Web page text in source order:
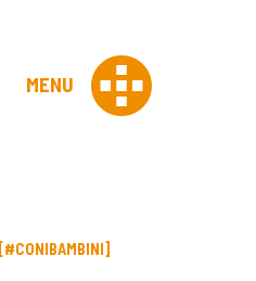
MENU
#CONIBAMBINI